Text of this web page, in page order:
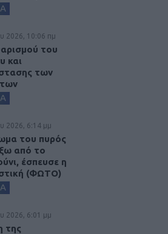
2026, 10:06 πμ
του
και
των
2026, 6:14 μμ
του πυρός
από το
έσπευσε η
(ΦΩΤΟ)
2026, 6:01 μμ
της